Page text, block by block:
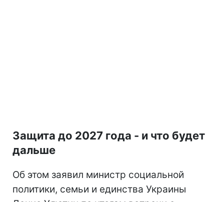
Защита до 2027 года - и что будет
дальше
Об этом заявил министр социальной
политики, семьи и единства Украины